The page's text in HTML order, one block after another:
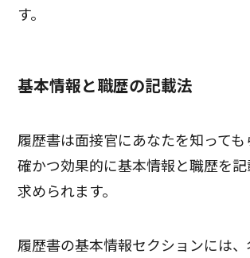
す。
基本情報と職歴の記載法
履歴書は面接官にあなたを知って
確かつ効果的に基本情報と職歴を
求められます。
履歴書の基本情報セクションには、